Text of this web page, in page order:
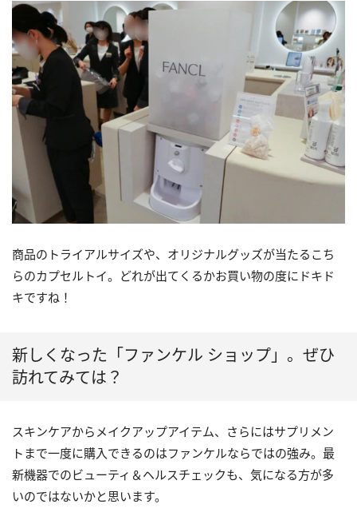
商品のトライアルサイズや、オリジナルグッズが当たるこち
らのカプセルトイ。どれが出てくるかお買い物の度にドキド
キですね！
新しくなった「ファンケル ショップ」。ぜひ
訪れてみては？
スキンケアからメイクアップアイテム、さらにはサプリメン
トまで一度に購入できるのはファンケルならではの強み。最
新機器でのビューティ＆ヘルスチェックも、気になる方が多
いのではないかと思います。